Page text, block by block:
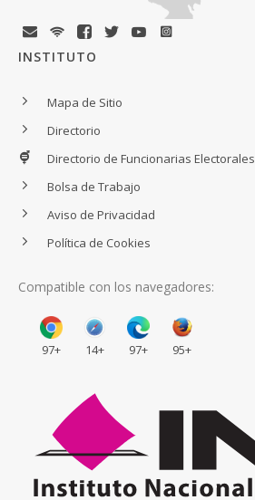
INSTITUTO
Mapa de Sitio
Directorio
Directorio de Funcionarias Electorales
Bolsa de Trabajo
Aviso de Privacidad
Política de Cookies